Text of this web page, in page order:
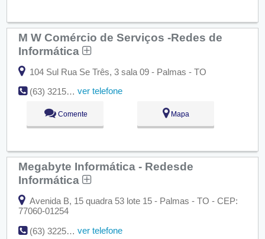
M W Comércio de Serviços -Redes de
Informática
104 Sul Rua Se Três, 3 sala 09 - Palmas - TO
(63) 3215-5454
ver telefone
Comente Mapa
Megabyte Informática - Redesde
Informática
Avenida B, 15 quadra 53 lote 15 - Palmas - TO - CEP:
77060-01254
(63) 3225-1564
ver telefone